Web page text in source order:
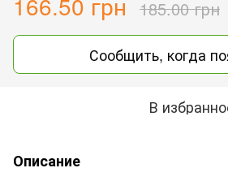
185.00 грн
Сообщить, когда
В
Описание